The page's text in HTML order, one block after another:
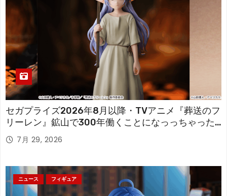
セガプライズ2026年8月以降・TVアニメ『葬送のフ
リーレン』鉱山で300年働くことになっっちゃった
「フリーレン」を立体化！
7月 29, 2026
ニュース フィギュア